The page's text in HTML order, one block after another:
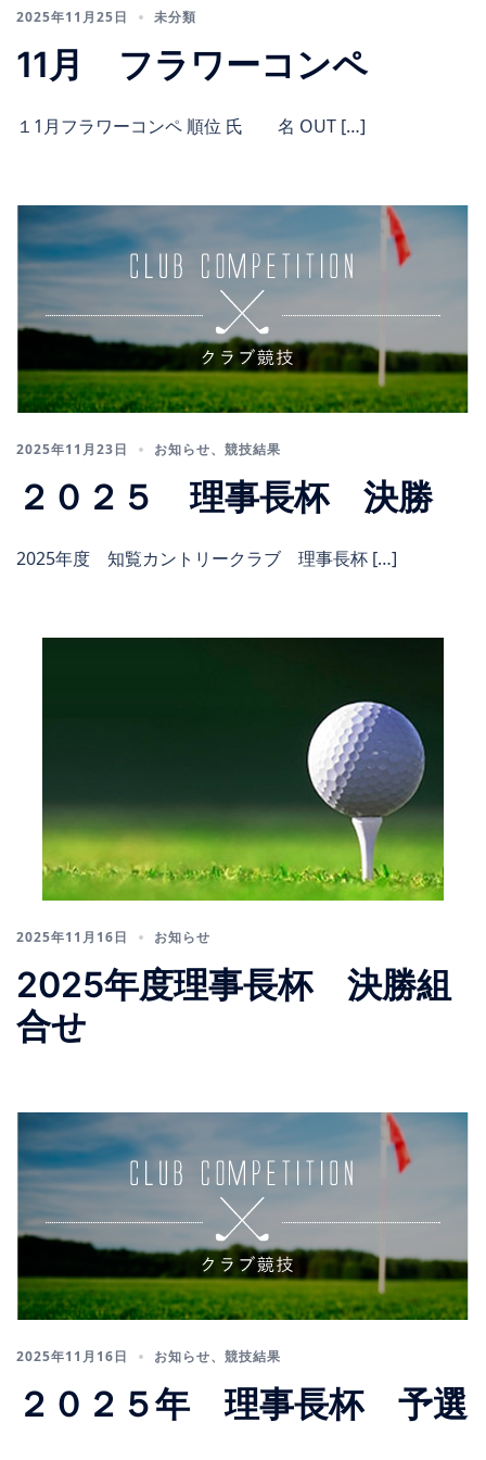
2025年11月25日 未分類
11月 フラワーコンペ
１1月フラワーコンペ 順位 氏 名 OUT […]
2025年11月23日 お知らせ、 競技結果
２０２５ 理事長杯 決勝
2025年度 知覧カントリークラブ 理事長杯 […]
2025年11月16日 お知らせ
2025年度理事長杯 決勝組
合せ
2025年11月16日 お知らせ、 競技結果
２０２５年 理事長杯 予選